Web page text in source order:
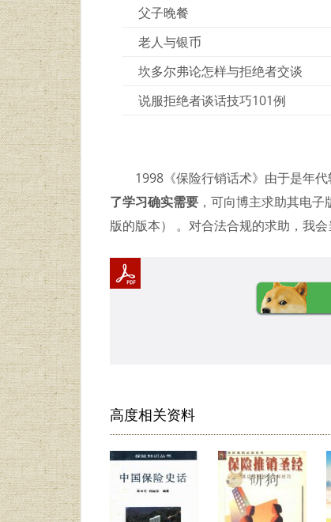
父子晚餐
老人与银币
坎多尔弗论怎样与拒绝者交谈
说服拒绝者谈话技巧101例
1998《保险行销话术》由于是年
了学习确实需要 ，可向博主求助其电
版的版本） 。对合法合规的求助，我
高度相关资料